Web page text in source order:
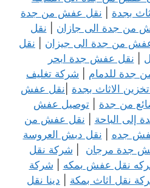
بجدة
نقل عفش من جدة
من جدة الى جازان
نقل
من جدة الى جيزان
نقل
نقل عفش جدة ابحر
جدة للدمام
شركة تغليف
الاثاث بجدة
نقل عفش
من جدة
توصيل عفش
الباحة
نقل عفش من
جده
نقل دبش العروسة
جدة مرجان
شركة نقل
نقل عفش بمكه
شركة
نقل اثاث بمكة
دينا نقل